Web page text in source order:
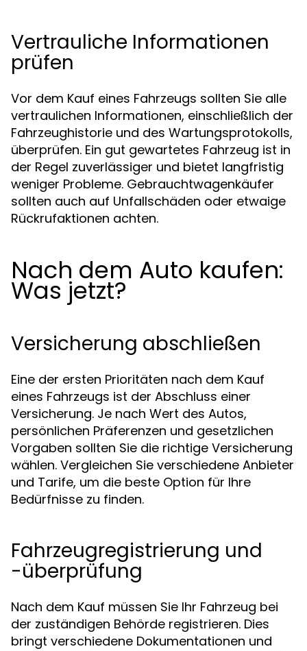
Vertrauliche Informationen
prüfen
Vor dem Kauf eines Fahrzeugs sollten Sie alle
vertraulichen Informationen, einschließlich der
Fahrzeughistorie und des Wartungsprotokolls,
überprüfen. Ein gut gewartetes Fahrzeug ist in
der Regel zuverlässiger und bietet langfristig
weniger Probleme. Gebrauchtwagenkäufer
sollten auch auf Unfallschäden oder etwaige
Rückrufaktionen achten.
Nach dem Auto kaufen:
Was jetzt?
Versicherung abschließen
Eine der ersten Prioritäten nach dem Kauf
eines Fahrzeugs ist der Abschluss einer
Versicherung. Je nach Wert des Autos,
persönlichen Präferenzen und gesetzlichen
Vorgaben sollten Sie die richtige Versicherung
wählen. Vergleichen Sie verschiedene Anbieter
und Tarife, um die beste Option für Ihre
Bedürfnisse zu finden.
Fahrzeugregistrierung und
-überprüfung
Nach dem Kauf müssen Sie Ihr Fahrzeug bei
der zuständigen Behörde registrieren. Dies
bringt verschiedene Dokumentationen und